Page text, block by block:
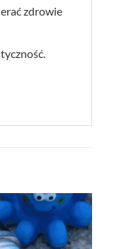
zdrowie